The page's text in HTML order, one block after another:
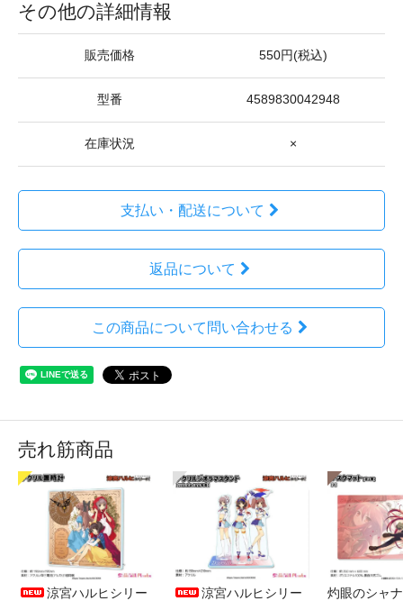
その他の詳細情報
販売価格 550円(税込)
型番 4589830042948
在庫状況 ×
支払い・配送について
返品について
この商品について問い合わせる
売れ筋商品
涼宮ハルヒシリー
涼宮ハルヒシリー
灼眼のシャ